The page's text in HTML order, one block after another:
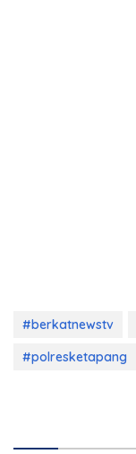
#berkatnewstv
#polresketapang